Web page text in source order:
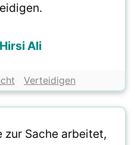
Ali
Verteidigen
zur Sache arbeitet,